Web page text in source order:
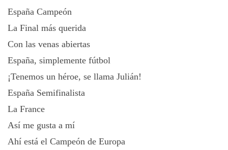
España Campeón
La Final más querida
Con las venas abiertas
España, simplemente fútbol
¡Tenemos un héroe, se llama Julián!
España Semifinalista
La France
Así me gusta a mí
Ahí está el Campeón de Europa